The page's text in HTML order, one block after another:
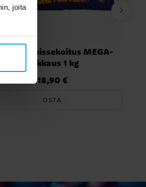
joita
Makeissekoitus MEGA-
pakkaus 1 kg
Hinta:18,90 €
18,90 €
OSTA